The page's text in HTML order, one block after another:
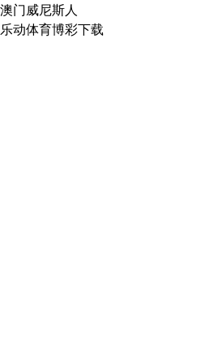
澳门威尼斯人
乐动体育博彩下载